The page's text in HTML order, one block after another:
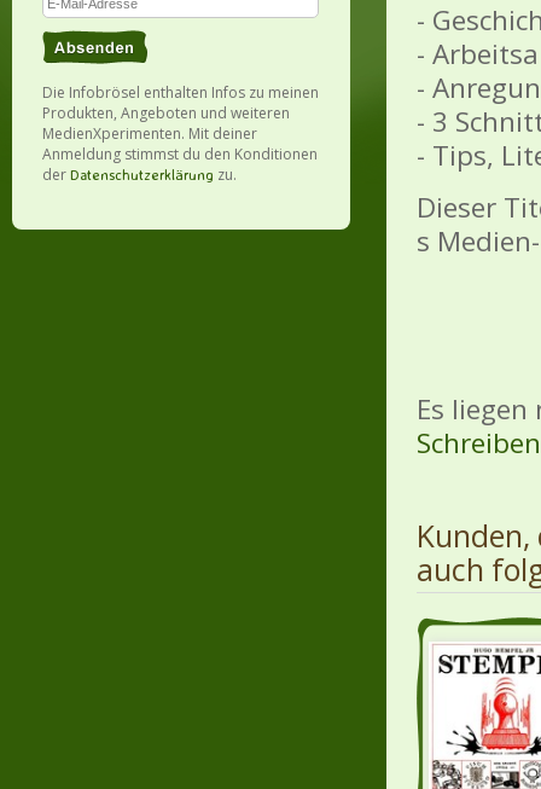
Die Infobrösel enthalten Infos zu meinen
Produkten, Angeboten und weiteren
MedienXperimenten. Mit deiner
Anmeldung stimmst du den Konditionen
der Datenschutzerklärung zu.
-
-
-
- 3
- Tips,
Dieser
s
Es
auch